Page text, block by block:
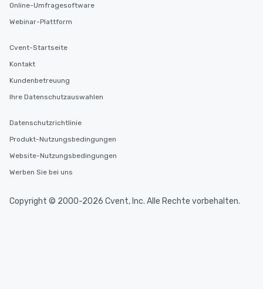
Online-Umfragesoftware
Webinar-Plattform
Cvent-Startseite
Kontakt
Kundenbetreuung
Ihre Datenschutzauswahlen
Datenschutzrichtlinie
Produkt-Nutzungsbedingungen
Website-Nutzungsbedingungen
Werben Sie bei uns
Copyright © 2000-2026 Cvent, Inc. Alle Rechte vorbehalten.